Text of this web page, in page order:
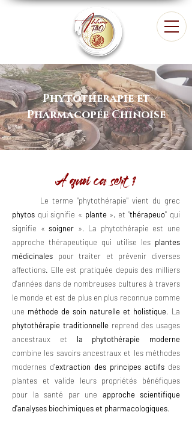
Phytotherapie et
Pharmacopée Chinoise
A quoi ça sert ?
Le terme "phytothérapie" vient du grec
phytos qui signifie « plante», et "thérapeuo" qui
signifie «soigner ». La phytothérapie est une
approche thérapeutique qui utilise lesplantes
médicinales pour traiter et prévenir diverses
affections. Elle est pratiquée depuis des milliers
d'années dans de nombreuses cultures à travers
le monde et est de plus en plus reconnue comme
une méthode de soin naturelle et holistique. La
phytothérapie traditionnellereprend des usages
ancestraux et la phytothérapie moderne
combine les savoirs ancestraux et les méthodes
modernes d'extraction des principes actifs des
plantes etvalide leurs propriétés bénéfiques
pour la santé par une approche scientifique
d'analyses biochimiqueset pharmacologiques.